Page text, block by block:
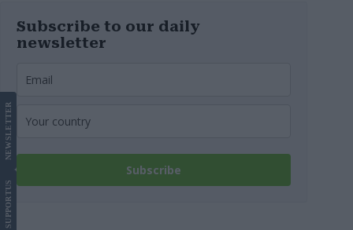
Subscribe to our daily
newsletter
Subscribe
SUPPORT
US
NEWS
LETTER